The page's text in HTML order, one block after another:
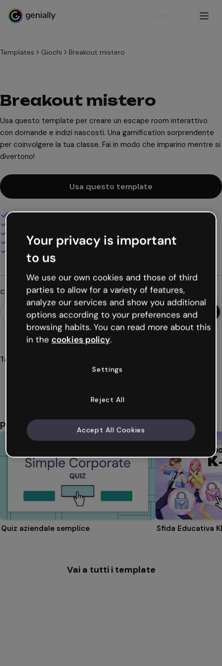
Registrati
Templates Giochi Breakout mistero
Breakout mistero
Usa questo template per creare un escape room interattivo
con domande e indizi nascosti. Una gamification sorprendente
per coinvolgere la tua classe. Fai in modo che imparino mentre si
divertono!
Usa questo template
Design interattivo e animato
Presenta, condividi o pubblica online
Scarica in PDF, MP4 e altri formati
Cerchi qualcosa di diverso?
Tags
mistero
Potrebbe piacerti anche
Quiz aziendale semplice Sfida Educativa
Vai a tutti i template
Your privacy is important
to us
We use our own cookies and those of third
parties to allow for a variety of features,
analyze our services and show you additional
options according to your preferences and
browsing habits. You can read more about this
in the cookies policy.
Settings
Reject All
Accept All Cookies